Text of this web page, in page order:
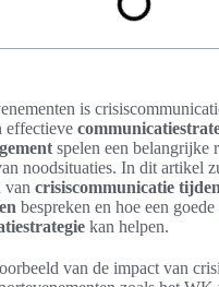
is
effectieve
spelen een belangrijke
noodsituaties. In dit artikel
van crisiscommunicatie
bespreken en hoe een goede
kan helpen.
van de impact van